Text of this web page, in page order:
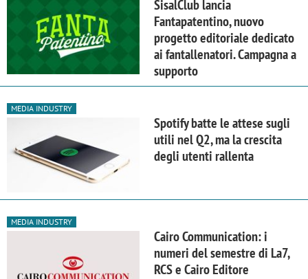
SisalClub lancia
Fantapatentino, nuovo
progetto editoriale dedicato
ai fantallenatori. Campagna a
supporto
MEDIA INDUSTRY
Spotify batte le attese sugli
utili nel Q2, ma la crescita
degli utenti rallenta
MEDIA INDUSTRY
Cairo Communication: i
numeri del semestre di La7,
RCS e Cairo Editore